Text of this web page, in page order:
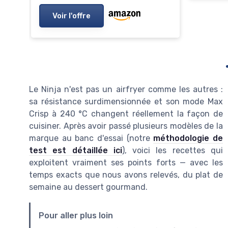
Voir l'offre
Le Ninja n'est pas un airfryer comme les autres :
sa résistance surdimensionnée et son mode Max
Crisp à 240 °C changent réellement la façon de
cuisiner. Après avoir passé plusieurs modèles de la
marque au banc d'essai (notre méthodologie de
test est détaillée ici), voici les recettes qui
exploitent vraiment ses points forts — avec les
temps exacts que nous avons relevés, du plat de
semaine au dessert gourmand.
Pour aller plus loin